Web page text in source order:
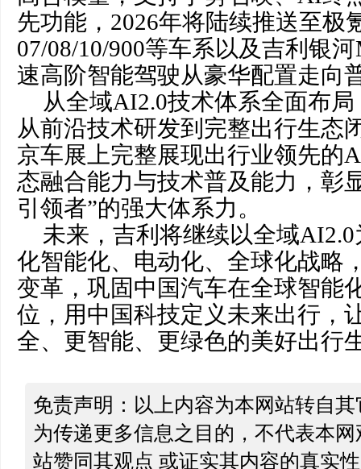
先功能，2026年将陆续推送至极
07/08/10/900等车系以及吉利银
速高阶智能驾驶从豪华配置走向
从全域AI2.0技术体系全面布局
从前沿技术研发到完整出行生态
京车展上完整展现出行业领先的
态融合能力与技术普及能力，彰
引领者”的强大体系力。
未来，吉利将继续以全域
化智能化、电动化、全球化战略
变革，巩固中国汽车在全球智能
位，用中国科技定义未来出行，
全、更智能、更绿色的美好出行
免责声明：以上内容为本网站转自
为传递更多信息之目的，不代表本
站赞同其观点 或证实其内容的真实